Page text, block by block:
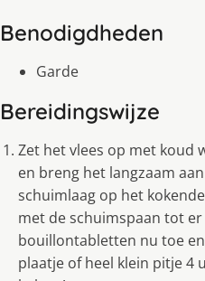
Benodigdheden
Garde
Bereidingswijze
Zet het vlees op met koud
en breng het langzaam
schuimlaag op het
met de schuimspaan tot
bouillontabletten nu toe
plaatje of heel klein pitje 4